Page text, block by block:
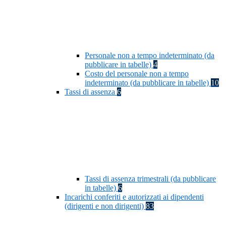
Personale non a tempo indeterminato (da
pubblicare in tabelle) 4
Costo del personale non a tempo
indeterminato (da pubblicare in tabelle) 10
Tassi di assenza 6
Tassi di assenza trimestrali (da pubblicare
in tabelle) 6
Incarichi conferiti e autorizzati ai dipendenti
(dirigenti e non dirigenti) 83